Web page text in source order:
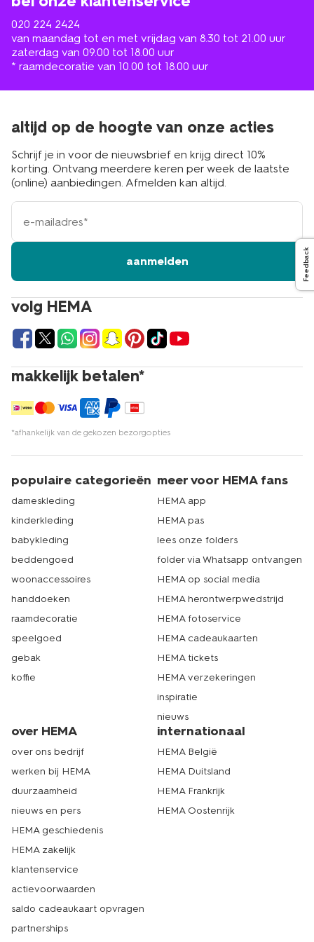
020 224 2424
van maandag tot en met vrijdag van 8.30 tot 21.00 uur
zaterdag van 09.00 tot 18.00 uur
* raamdecoratie van 10.00 tot 18.00 uur
volg HEMA
makkelijk betalen*
*afhankelijk van de gekozen bezorgopties
altijd op de hoogte van onze acties
Schrijf je in voor de nieuwsbrief en krijg direct 10%
korting. Ontvang meerdere keren per week de laatste
(online) aanbiedingen. Afmelden kan altijd.
e-
mailadres
aanmelden
populaire categorieën
dameskleding
kinderkleding
babykleding
beddengoed
woonaccessoires
handdoeken
raamdecoratie
speelgoed
gebak
koffie
meer voor HEMA fans
HEMA app
HEMA pas
lees onze folders
folder via Whatsapp ontvangen
HEMA op social media
HEMA herontwerpwedstrijd
HEMA fotoservice
HEMA cadeaukaarten
HEMA tickets
HEMA verzekeringen
inspiratie
nieuws
over HEMA
over ons bedrijf
werken bij HEMA
duurzaamheid
nieuws en pers
HEMA geschiedenis
HEMA zakelijk
klantenservice
actievoorwaarden
saldo cadeaukaart opvragen
partnerships
internationaal
HEMA België
HEMA Duitsland
HEMA Frankrijk
HEMA Oostenrijk
Feedback